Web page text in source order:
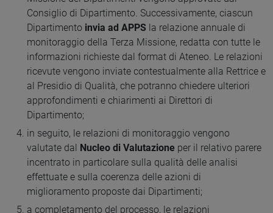
Consiglio di Dipartimento. Successivamente, ciascun
Dipartimento invia ad APPS la relazione annuale di
monitoraggio della Terza Missione, redatta con tutte le
informazioni richieste dal format di Ateneo. Le relazioni
ricevute vengono inviate contestualmente alla Rettrice e
al Presidio di Qualità, che potranno chiedere ulteriori
approfondimenti e chiarimenti ai Direttori di
Dipartimento;
in seguito, le relazioni di monitoraggio vengono
valutate dal
Nucleo di Valutazione per il relativo parere
incentrato in particolare sulla qualità delle analisi
effettuate e sulla coerenza delle azioni di
miglioramento proposte dai Dipartimenti;
a completamento del processo, le relazioni